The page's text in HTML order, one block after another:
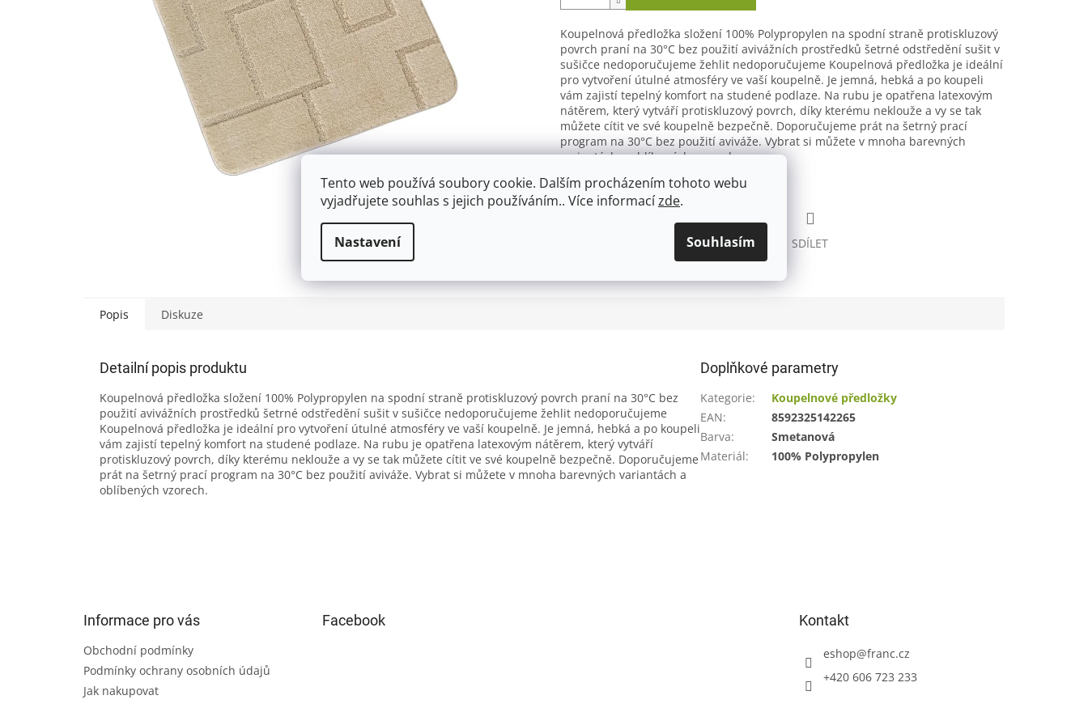
Tento web používá soubory cookie. Dalším procházením tohoto webu
vyjadřujete souhlas s jejich používáním.. Více informacízde.
Nastavení Souhlasím
Koupelnová předložka složení 100% Polypropylen na spodní straně protiskluzový
povrch praní na 30°C bez použití avivážních prostředků šetrné odstředění sušit v
sušičce nedoporučujeme žehlit nedoporučujeme Koupelnová předložka je ideální
pro vytvoření útulné atmosféry ve vaší koupelně. Je jemná, hebká a po koupeli
vám zajistí tepelný komfort na studené podlaze. Na rubu je opatřena latexovým
nátěrem, který vytváří protiskluzový povrch, díky kterému neklouže a vy se tak
můžete cítit ve své koupelně bezpečně. Doporučujeme prát na šetrný prací
program na 30°C bez použití aviváže. Vybrat si můžete v mnoha barevných
variantách a oblíbených vzorech.
ZEPTAT SE HLÍDAT SDÍLET
Popis Diskuze
Detailní popis produktu
Koupelnová předložka složení 100% Polypropylen na spodní straně protiskluzový povrch praní na 30°C bez
použití avivážních prostředků šetrné odstředění sušit v sušičce nedoporučujeme žehlit nedoporučujeme
Koupelnová předložka je ideální pro vytvoření útulné atmosféry ve vaší koupelně. Je jemná, hebká a po koupeli
vám zajistí tepelný komfort na studené podlaze. Na rubu je opatřena latexovým nátěrem, který vytváří
protiskluzový povrch, díky kterému neklouže a vy se tak můžete cítit ve své koupelně bezpečně. Doporučujeme
prát na šetrný prací program na 30°C bez použití aviváže. Vybrat si můžete v mnoha barevných variantách a
oblíbených vzorech.
Doplňkové parametry
Kategorie:
Koupelnové předložky
EAN:
8592325142265
Barva:
Smetanová
Materiál: 100% Polypropylen
Informace pro vás
Obchodní podmínky
Podmínky ochrany osobních údajů
Jak nakupovat
Facebook Kontakt
eshop@franc.cz
+420 606 723 233